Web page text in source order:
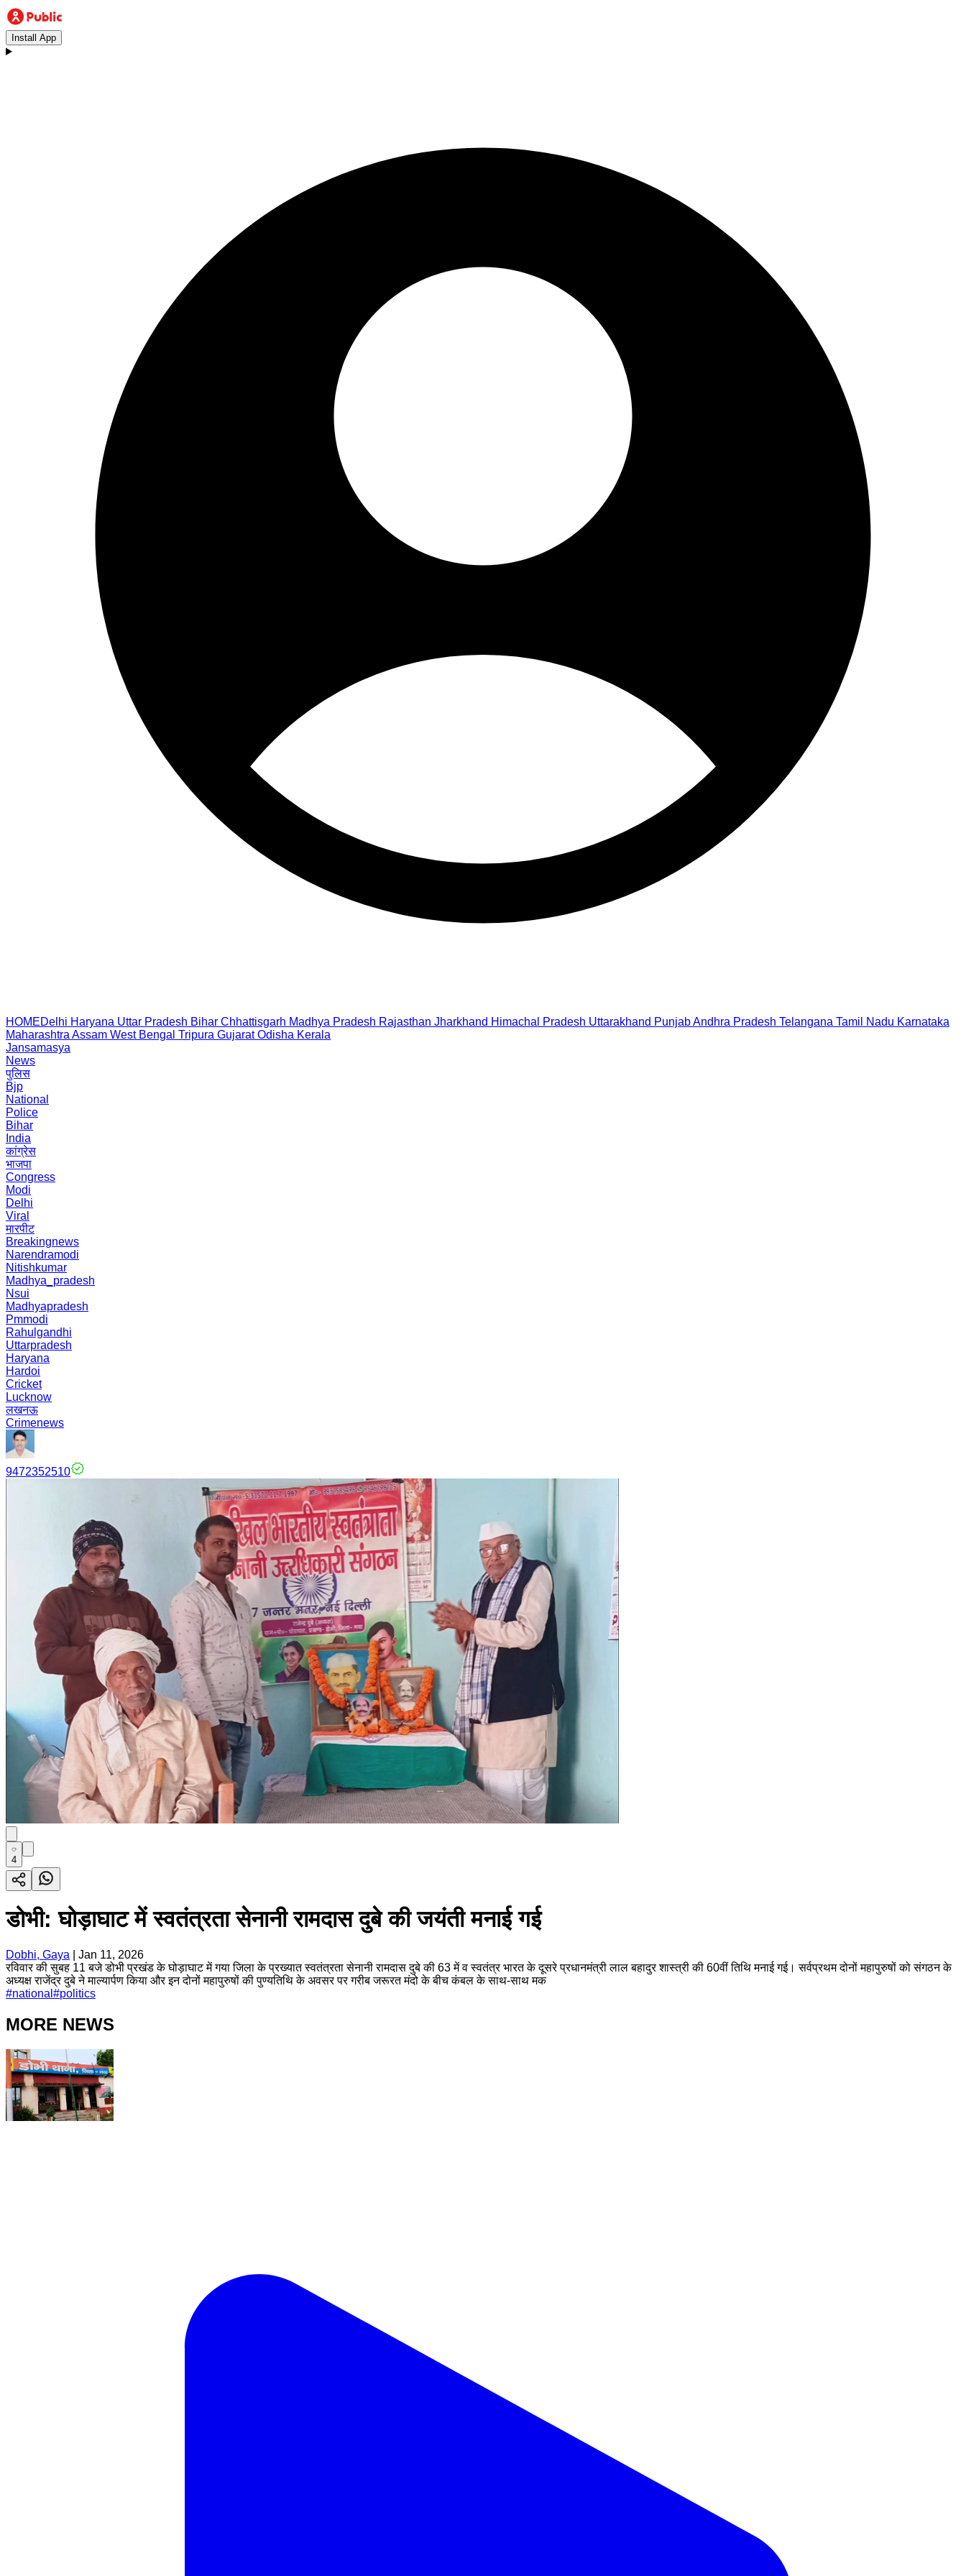
Install App
HOMEDelhi Haryana Uttar Pradesh Bihar Chhattisgarh Madhya Pradesh Rajasthan Jharkhand Himachal Pradesh Uttarakhand PunjabAndhra Pradesh Telangana Tamil Nadu Karnataka
Maharashtra Assam West Bengal Tripura Gujarat Odisha Kerala
Jansamasya
News
पुलिस
Bjp
National
Police
Bihar
India
कांग्रेस
भाजपा
Congress
Modi
Delhi
Viral
मारपीट
Breakingnews
Narendramodi
Nitishkumar
Madhya_pradesh
Nsui
Madhyapradesh
Pmmodi
Rahulgandhi
Uttarpradesh
Haryana
Hardoi
Cricket
Lucknow
लखनऊ
Crimenews
9472352510
4
डोभी: घोड़ाघाट में स्वतंत्रता सेनानी रामदास दुबे की जयंती मनाई गई
Dobhi, Gaya
Jan 11, 2026
रविवार की सुबह 11 बजे डोभी प्रखंड के घोड़ाघाट में गया जिला के प्रख्यात स्वतंत्रता सेनानी रामदास दुबे की 63 में व स्वतंत्र भारत के दूसरे प्रधानमंत्री लाल बहादुर शास्त्री की 60वीं तिथि मनाई गई। सर्वप्रथम दोनों महापुरुषों को संगठन के
अध्यक्ष राजेंद्र दुबे ने माल्यार्पण किया और इन दोनों महापुरुषों की पुण्यतिथि के अवसर पर गरीब जरूरत मंदो के बीच कंबल के साथ-साथ मक
#national #politics
MORE NEWS